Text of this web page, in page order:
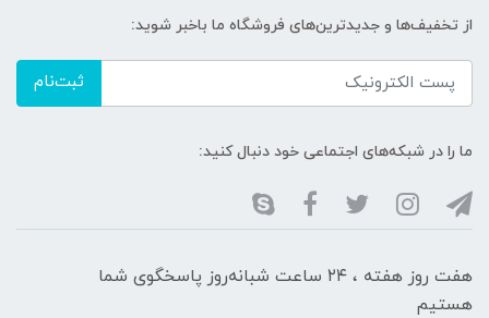
از تخفیف‌ها و جدیدترین‌های فروشگاه ما باخبر شوید:
ثبت‌نام
ما را در شبکه‌های اجتماعی خود دنبال کنید:
هفت روز هفته ، ۲۴ ساعت شبانه‌روز پاسخگوی شما
هستیم